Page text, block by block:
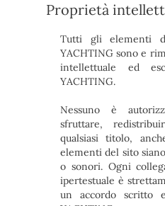
Proprietà
Tutti gli elementi
YACHTING sono e
intellettuale ed
YACHTING.
Nessuno è
sfruttare,
qualsiasi titolo,
elementi del sito
o sonori. Ogni
ipertestuale è
un accordo scritto